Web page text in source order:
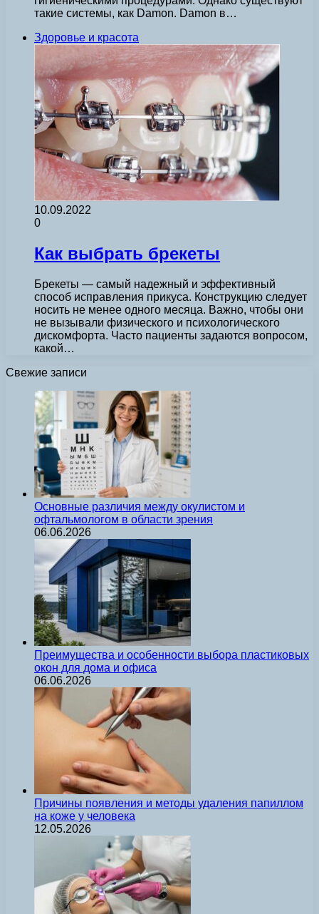
такие системы, как Damon. Damon в…
Здоровье и красота
10.09.2022
0
Как выбрать брекеты
Брекеты — самый надежный и эффективный
способ исправления прикуса. Конструкцию следует
носить не менее одного месяца. Важно, чтобы они
не вызывали физического и психологического
дискомфорта. Часто пациенты задаются вопросом,
какой…
Свежие записи
Основные различия между окулистом и
офтальмологом в области зрения
06.06.2026
Преимущества и особенности выбора пластиковых
окон для дома и офиса
06.06.2026
Причины появления и методы удаления папиллом
на коже у человека
12.05.2026